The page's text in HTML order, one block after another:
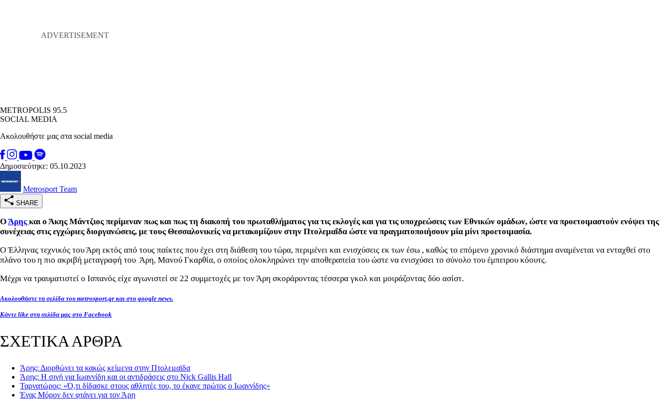
METROPOLIS 95.5
SOCIAL MEDIA
Ακολουθήστε μας στα social media
Δημοσιεύτηκε: 05.10.2023
Metrosport Team
SHARE
ΟΆρηςκαι ο Άκης Μάντζιος περίμεναν πως και πως τη διακοπή του πρωταθλήματος για τις εκλογές και για τις υποχρεώσεις των Εθνικών ομάδων, ώστε να προετοιμαστούν ενόψει της
συνέχειας στις εγχώριες διοργανώσεις, με τους Θεσσαλονικείς να μετακομίζουν στην Πτολεμαΐδα ώστε να πραγματοποιήσουν μία μίνι προετοιμασία.
Ο Έλληνας τεχνικός του Άρη εκτός από τους παίκτες που έχει στη διάθεση του τώρα, περιμένει και ενισχύσεις εκ των έσω , καθώς το επόμενο χρονικό διάστημα αναμένεται να ενταχθεί στο
πλάνο του η πιο ακριβή μεταγραφή του Άρη, Μανού Γκαρθία, ο οποίος ολοκληρώνει την αποθεραπεία του ώστε να ενισχύσει το σύνολο του έμπειρου κόουτς.
Μέχρι να τραυματιστεί ο Ισπανός είχε αγωνιστεί σε 22 συμμετοχές με τον Άρη σκοράροντας τέσσερα γκολ και μοιράζοντας δύο ασίστ.
Ακολουθήστε τη σελίδα του metrosport.gr και στο google news.
Κάντε like στη σελίδα μας στο Facebook
ΣΧΕΤΙΚΑ ΑΡΘΡΑ
Άρης: Διορθώνει τα κακώς κείμενα στην Πτολεμαϊδα
Άρης: Η σιγή για Ιωαννίδη και οι αντιδράσεις στο Nick Gallis Hall
Ταρνατώρος: «Ό,τι δίδασκε στους αθλητές του, το έκανε πρώτος ο Ιωαννίδης»
Ένας Μόρον δεν φτάνει για τον Άρη